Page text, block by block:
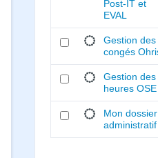
Post-IT et
EVAL
Gestion des
congés
Gestion des
heures OSE
Mon dossier
administratif